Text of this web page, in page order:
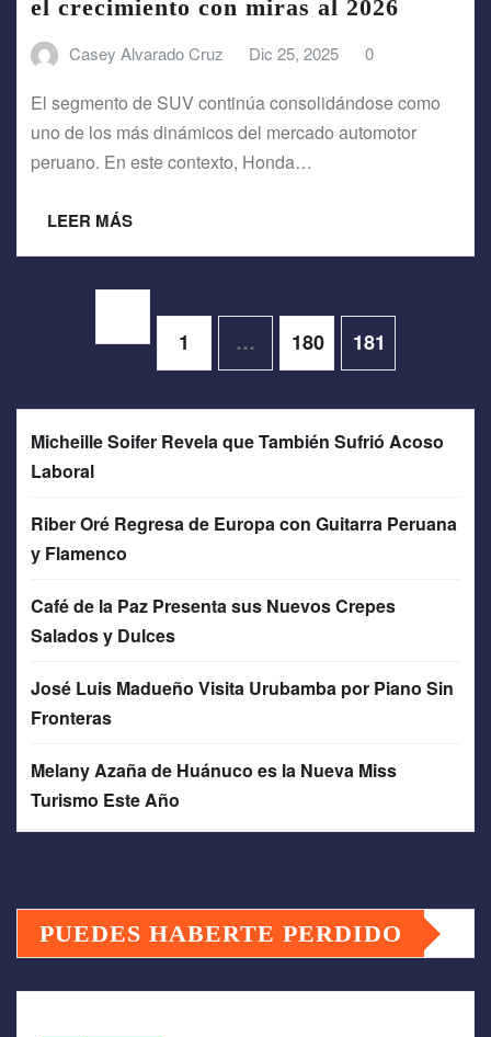
el crecimiento con miras al 2026
Casey Alvarado Cruz Dic 25, 2025 0
El segmento de SUV continúa consolidándose como
uno de los más dinámicos del mercado automotor
peruano. En este contexto, Honda…
LEER MÁS
Paginación
entradas
1 … 180 181
Micheille Soifer Revela que También Sufrió Acoso
Laboral
Riber Oré Regresa de Europa con Guitarra Peruana
y Flamenco
Café de la Paz Presenta sus Nuevos Crepes
Salados y Dulces
José Luis Madueño Visita Urubamba por Piano Sin
Fronteras
Melany Azaña de Huánuco es la Nueva Miss
Turismo Este Año
PUEDES HABERTE PERDIDO